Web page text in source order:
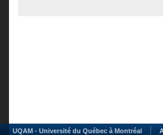
UQAM - Université du Québec à Montréal